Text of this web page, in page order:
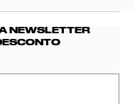
NEWSLETTER